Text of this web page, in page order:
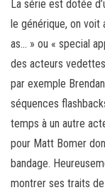
La série est dotée
le générique, on
as… » ou « special
des acteurs
par exemple
séquences
temps à un autre
pour Matt Bomer
bandage.
montrer ses traits